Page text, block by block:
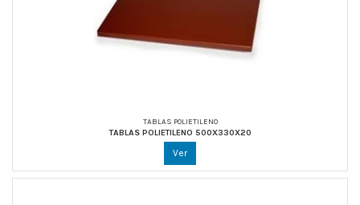
TABLAS POLIETILENO
TABLAS POLIETILENO 500X330X20
Ver